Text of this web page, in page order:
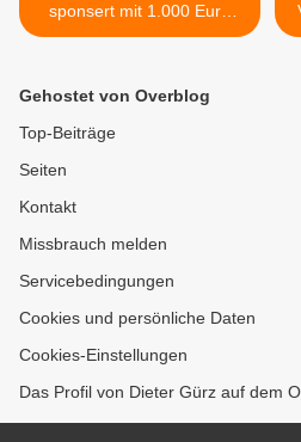
sponsert mit 1.000 Euro
das Musikschulprojekt der
Veitshöchheim
Gehostet von Overblog
Top-Beiträge
Seiten
Kontakt
Missbrauch melden
Servicebedingungen
Cookies und persönliche Daten
Cookies-Einstellungen
Das Profil von Dieter Gürz auf dem